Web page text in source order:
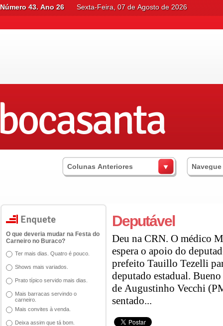
Número 43. Ano 26 Sexta-Feira, 07 de Agosto de 2026
Colunas Anteriores
O que deveria mudar na Festa do
Carneiro no Buraco?
Ter mais dias. Quatro é pouco.
Shows mais variados.
Prato típico servido mais dias.
Mais barracas servindo o
carneiro.
Mais convites à venda.
Deixa assim que tá bom.
Deputável
Deu na CRN. O médico
espera o apoio do
prefeito Tauillo Tezelli
deputado estadual.
de Augustinho Vecchi
sentado...